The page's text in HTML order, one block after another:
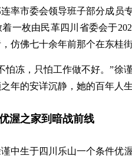
率市委会领导班子部分成员
一枚由民革四川省委会于
仿佛七十余年前那个在东桂
怕冻，只怕工作做不好。”徐
年的安详沉静，她的百年人
渥之家到暗战前线
谨中生于四川乐山一个条件优